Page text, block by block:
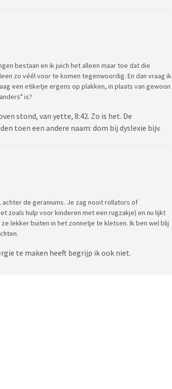
bestaan en ik juich het alleen maar toe dat die
zo véél voor te komen tegenwoordig. En dan vraag ik
een etiketje ergens op plakken, in plaats van gewoon
is?
stond, van yette, 8:42. Zo is het. De
toen een andere naam: dom bij dyslexie bijv.
de geraniums. Je zag nooit rollators of
zoals hulp voor kinderen met een rugzakje) en nu lijkt
lekker buiten in het zonnetje te kletsen. Ik ben wel blij
te maken heeft begrijp ik ook niet.